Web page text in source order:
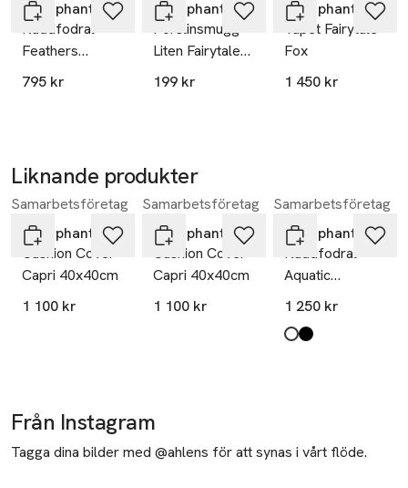
Littlephant
Kuddfodral
Feathers
50x50cm
795 kr
Littlephant
Porslinsmugg
Liten Fairytale
Fox
199 kr
Littlephant
Tapet Fairytale
Fox
1 450 kr
Liknande produkter
Hoppa över bildspelet
Samarbetsföretag
Littlephant
Cushion Cover
Capri 40x40cm
1 100 kr
Samarbetsföretag
Littlephant
Cushion Cover
Capri 40x40cm
1 100 kr
Samarbetsföretag
Littlephant
Kuddfodral
Aquatic
50x50cm
1 250 kr
Produkten finns i
vit/svart
svart/vit
Från Instagram
Tagga dina bilder med @ahlens för att synas i vårt flöde.